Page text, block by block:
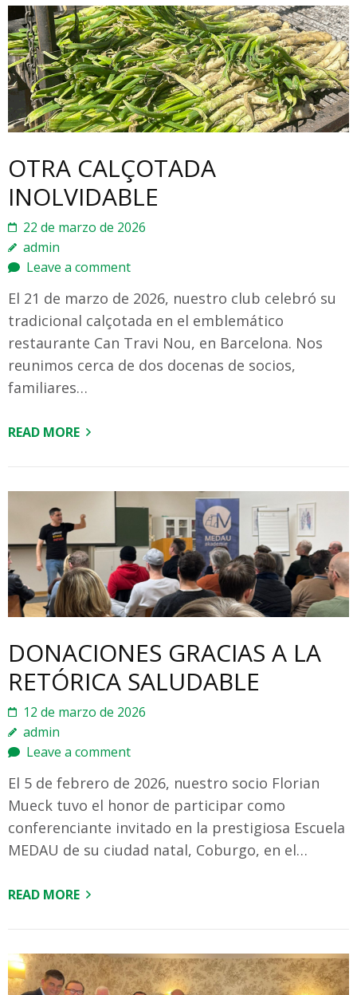
OTRA CALÇOTADA
INOLVIDABLE
22 de marzo de 2026
admin
Leave a comment
El 21 de marzo de 2026, nuestro club celebró su
tradicional calçotada en el emblemático
restaurante Can Travi Nou, en Barcelona. Nos
reunimos cerca de dos docenas de socios,
familiares…
READ MORE
DONACIONES GRACIAS A LA
RETÓRICA SALUDABLE
12 de marzo de 2026
admin
Leave a comment
El 5 de febrero de 2026, nuestro socio Florian
Mueck tuvo el honor de participar como
conferenciante invitado en la prestigiosa Escuela
MEDAU de su ciudad natal, Coburgo, en el…
READ MORE